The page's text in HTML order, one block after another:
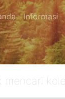
Informasi